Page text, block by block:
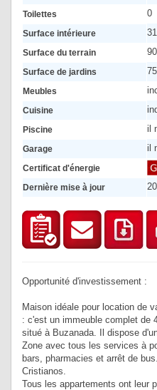
Toilettes 0
Surface intérieure
Surface du terrain
Surface de jardins
Meubles
Cuisine
Piscine il
Garage il
Certificat d'énergie
Dernière mise à jour
Opportunité d'investissement :
Maison idéale pour location de
: c'est un immeuble complet de
situé à Buzanada. Il dispose
Zone avec tous les services à
bars, pharmacies et arrêt de
Cristianos.
Tous les appartements ont leur